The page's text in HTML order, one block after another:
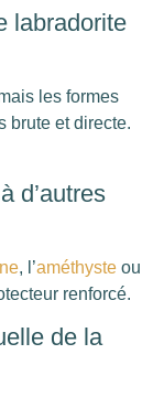
labradorite
les formes
brute et directe.
d’autres
, l’améthyste ou
renforcé.
de la